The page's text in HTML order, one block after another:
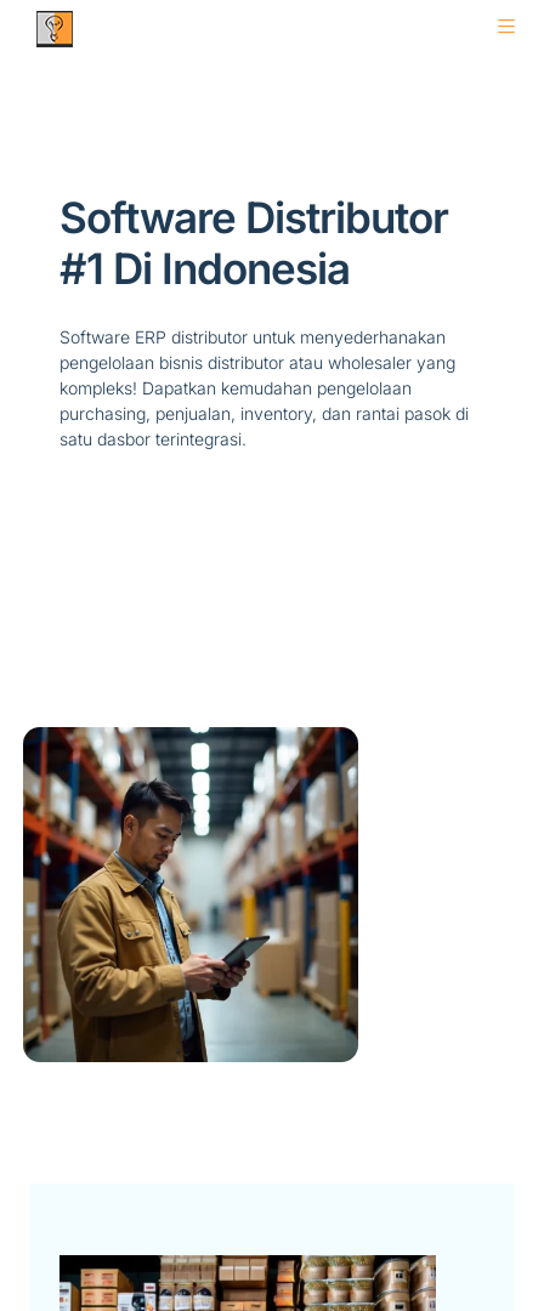
Software Distributor
#1 Di Indonesia
Software ERP distributor untuk menyederhanakan
pengelolaan bisnis distributor atau wholesaler yang
kompleks! Dapatkan kemudahan pengelolaan
purchasing, penjualan, inventory, dan rantai pasok di
satu dasbor terintegrasi.